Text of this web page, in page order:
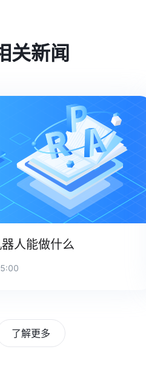
关新闻
人能做什么
了解更多